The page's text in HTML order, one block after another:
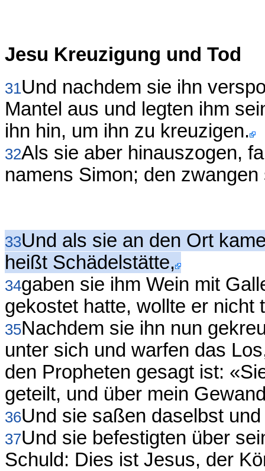
Jesu Kreuzigung und Tod
31Und nachdem sie ihn
Mantel aus und legten ihm
ihn hin, um ihn zu kreuzigen.
32Als sie aber hinauszogen,
namens Simon; den
33Und als sie an den Ort
heißt Schädelstätte,
34gaben sie ihm Wein mit
gekostet hatte, wollte er nicht
35Nachdem sie ihn nun
unter sich und warfen das
den Propheten gesagt ist:
geteilt, und über mein
36Und sie saßen daselbst
37Und sie befestigten über
Schuld: Dies ist Jesus, der